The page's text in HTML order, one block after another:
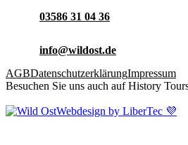
03586 31 04 36
info@wildost.de
AGBDatenschutzerklärungImpressum
Besuchen Sie uns auch auf History
Webdesign by LiberTec 💜